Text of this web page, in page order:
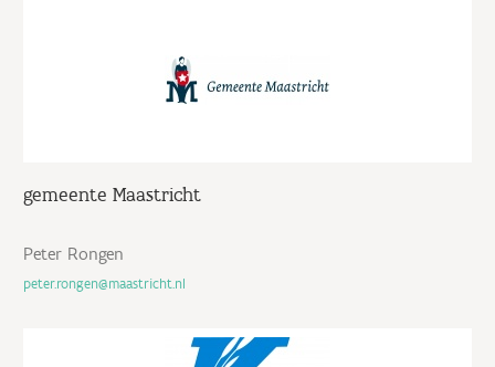
gemeente Maastricht
Peter Rongen
peter.rongen@maastricht.nl